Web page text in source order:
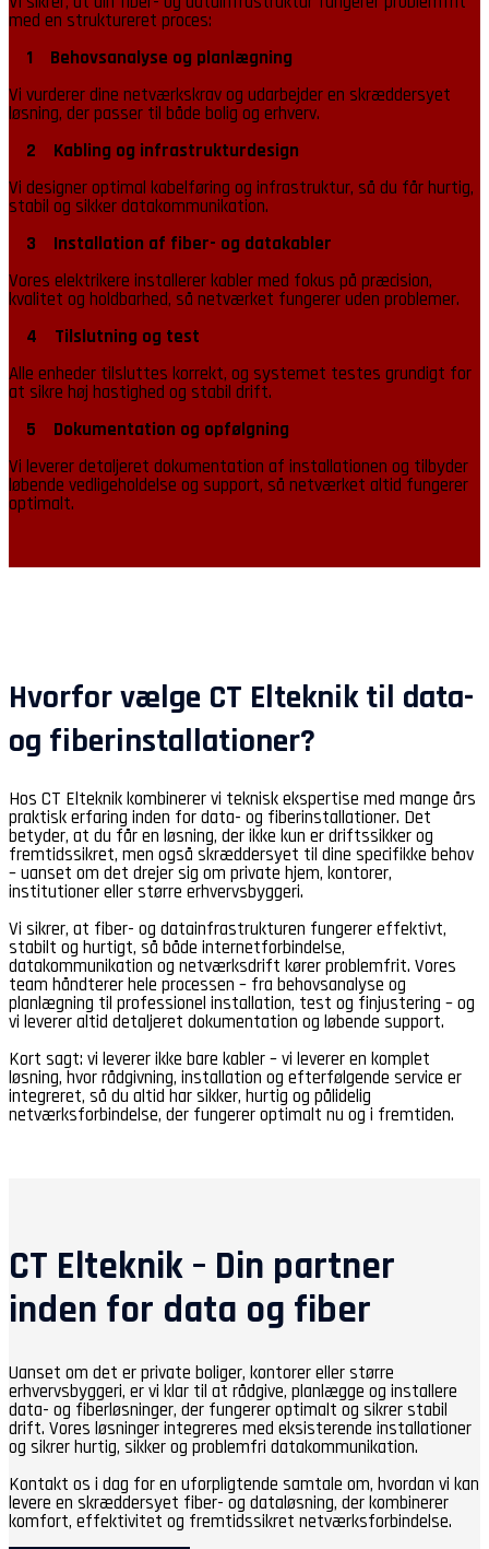
med en struktureret proces:
1 Behovsanalyse og planlægning
Vi vurderer dine netværkskrav og udarbejder en skræddersyet
løsning, der passer til både bolig og erhverv.
2 Kabling og infrastrukturdesign
Vi designer optimal kabelføring og infrastruktur, så du får hurtig,
stabil og sikker datakommunikation.
3 Installation af fiber- og datakabler
Vores elektrikere installerer kabler med fokus på præcision,
kvalitet og holdbarhed, så netværket fungerer uden problemer.
4 Tilslutning og test
Alle enheder tilsluttes korrekt, og systemet testes grundigt for
at sikre høj hastighed og stabil drift.
5 Dokumentation og opfølgning
Vi leverer detaljeret dokumentation af installationen og tilbyder
løbende vedligeholdelse og support, så netværket altid fungerer
optimalt.
Hvorfor vælge CT Elteknik til data-
og fiberinstallationer?
Hos CT Elteknik kombinerer vi teknisk ekspertise med mange års
praktisk erfaring inden for data- og fiberinstallationer. Det
betyder, at du får en løsning, der ikke kun er driftssikker og
fremtidssikret, men også skræddersyet til dine specifikke behov
– uanset om det drejer sig om private hjem, kontorer,
institutioner eller større erhvervsbyggeri.
Vi sikrer, at fiber- og datainfrastrukturen fungerer effektivt,
stabilt og hurtigt, så både internetforbindelse,
datakommunikation og netværksdrift kører problemfrit. Vores
team håndterer hele processen – fra behovsanalyse og
planlægning til professionel installation, test og finjustering – og
vi leverer altid detaljeret dokumentation og løbende support.
Kort sagt: vi leverer ikke bare kabler – vi leverer en komplet
løsning, hvor rådgivning, installation og efterfølgende service er
integreret, så du altid har sikker, hurtig og pålidelig
netværksforbindelse, der fungerer optimalt nu og i fremtiden.
CT Elteknik – Din partner
inden for data og fiber
Uanset om det er private boliger, kontorer eller større
erhvervsbyggeri, er vi klar til at rådgive, planlægge og installere
data- og fiberløsninger, der fungerer optimalt og sikrer stabil
drift. Vores løsninger integreres med eksisterende installationer
og sikrer hurtig, sikker og problemfri datakommunikation.
Kontakt os i dag for en uforpligtende samtale om, hvordan vi kan
levere en skræddersyet fiber- og dataløsning, der kombinerer
komfort, effektivitet og fremtidssikret netværksforbindelse.